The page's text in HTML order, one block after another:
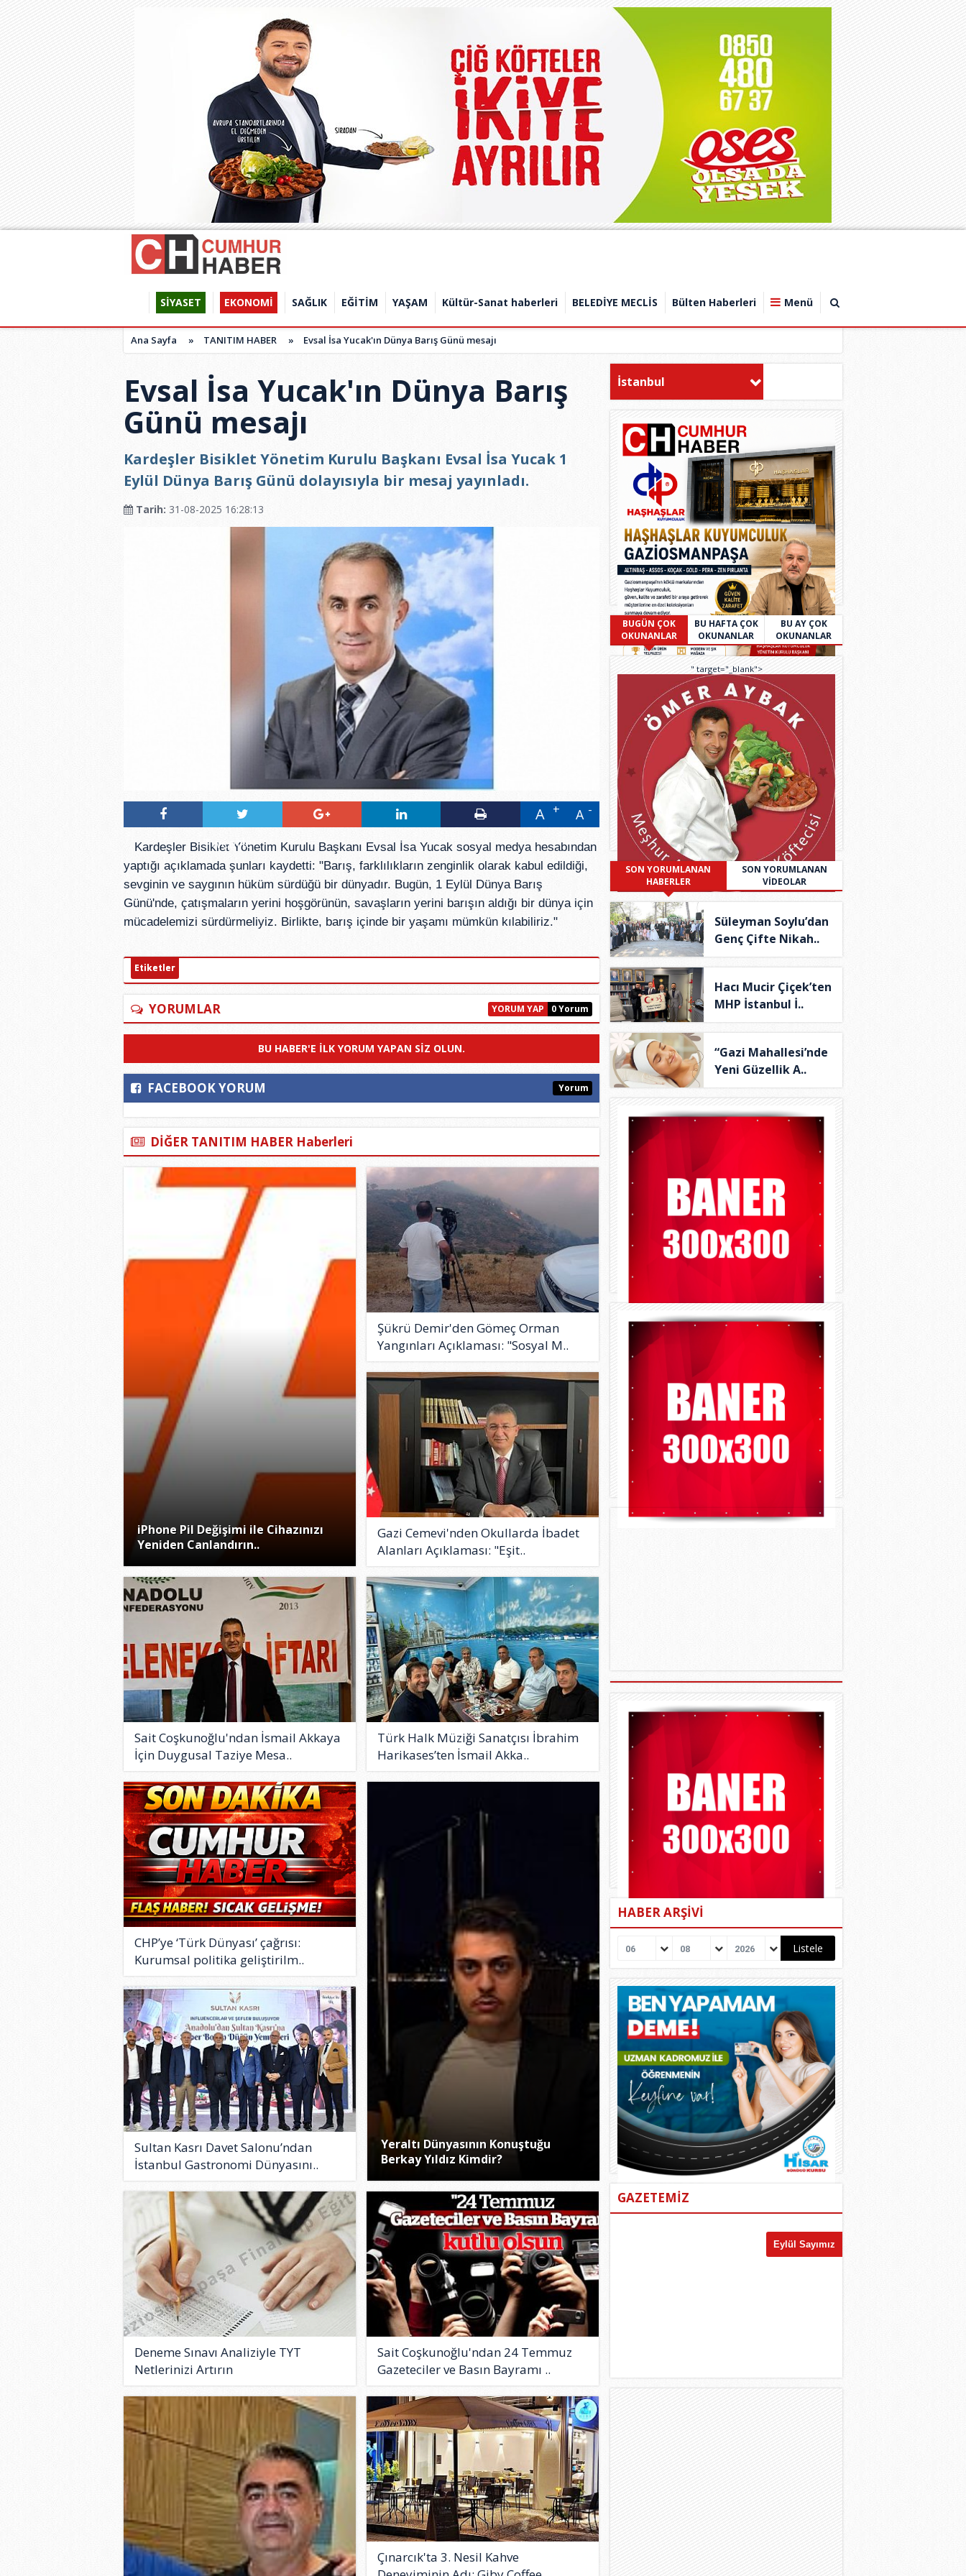
SİYASET EKONOMİ SAĞLIK EĞİTİM YAŞAM Kültür-Sanat haberleri BELEDİYE MECLİS Bülten Haberleri Menü
Ana Sayfa » TANITIM HABER » Evsal İsa Yucak'ın Dünya Barış Günü mesajı
Evsal İsa Yucak'ın Dünya Barış
Günü mesajı
Kardeşler Bisiklet Yönetim Kurulu Başkanı Evsal İsa Yucak 1
Eylül Dünya Barış Günü dolayısıyla bir mesaj yayınladı.
Tarih: 31-08-2025 16:28:13
Tweetle
A A
Kardeşler Bisiklet Yönetim Kurulu Başkanı Evsal İsa Yucak sosyal medya hesabından
yaptığı açıklamada şunları kaydetti: "Barış, farklılıkların zenginlik olarak kabul edildiği,
sevginin ve saygının hüküm sürdüğü bir dünyadır. Bugün, 1 Eylül Dünya Barış
Günü'nde, çatışmaların yerini hoşgörünün, savaşların yerini barışın aldığı bir dünya için
mücadelemizi sürdürmeliyiz. Birlikte, barış içinde bir yaşamı mümkün kılabiliriz."
Etiketler
YORUMLAR 0 Yorum
YORUM YAP
BU HABER'E ILK YORUM YAPAN SIZ OLUN.
FACEBOOK YORUM Yorum
DİĞER TANITIM HABER Haberleri
iPhone Pil Değişimi ile Cihazınızı
Yeniden Canlandırın..
Şükrü Demir'den Gömeç Orman
Yangınları Açıklaması: "Sosyal M..
Gazi Cemevi'nden Okullarda İbadet
Alanları Açıklaması: "Eşit..
Sait Coşkunoğlu'ndan İsmail Akkaya
İçin Duygusal Taziye Mesa..
Türk Halk Müziği Sanatçısı İbrahim
Harikases’ten İsmail Akka..
Yeraltı Dünyasının Konuştuğu
Berkay Yıldız Kimdir?
CHP’ye ‘Türk Dünyası’ çağrısı:
Kurumsal politika geliştirilm..
Sultan Kasrı Davet Salonu’ndan
İstanbul Gastronomi Dünyasını..
Deneme Sınavı Analiziyle TYT
Netlerinizi Artırın
Sait Coşkunoğlu'ndan 24 Temmuz
Gazeteciler ve Basın Bayramı ..
Çınarcık'ta 3. Nesil Kahve
İstanbul
BUGÜN ÇOK
OKUNANLAR
BU HAFTA ÇOK
OKUNANLAR
BU AY ÇOK
OKUNANLAR
" target="_blank">
SON YORUMLANAN
HABERLER
SON YORUMLANAN
VİDEOLAR
Süleyman Soylu’dan
Genç Çifte Nikah..
Hacı Mucir Çiçek’ten
MHP İstanbul İ..
“Gazi Mahallesi’nde
Yeni Güzellik A..
HABER ARŞİVİ
06 08 2026
GAZETEMİZ